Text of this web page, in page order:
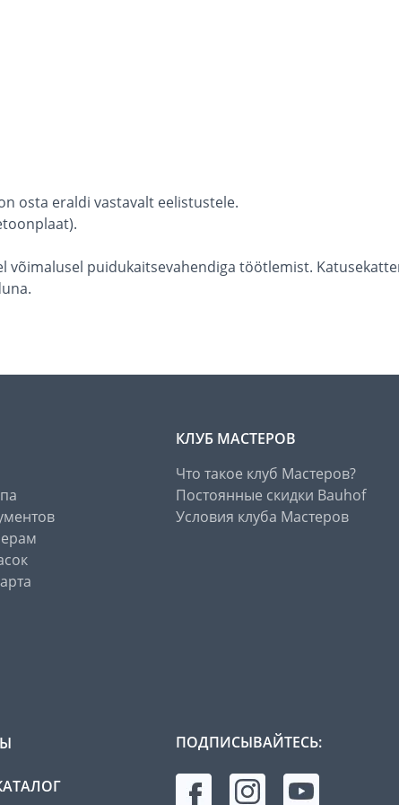
osta eraldi vastavalt eelistustele.
puidukaitsevahendiga töötlemist.
КЛУБ МАСТЕРОВ
Что такое клуб Мастеров?
Постоянные скидки Bauhof
Условия клуба Мастеров
ПОДПИСЫВАЙТЕСЬ: